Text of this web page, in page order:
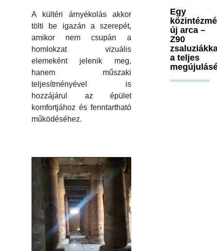
A kültéri árnyékolás akkor
tölti be igazán a szerepét,
amikor nem csupán a
homlokzat vizuális
elemeként jelenik meg,
hanem műszaki
teljesítményével is
hozzájárul az épület
komfortjához és fenntartható
működéséhez.
Egy
új arca –
Z90
a teljes